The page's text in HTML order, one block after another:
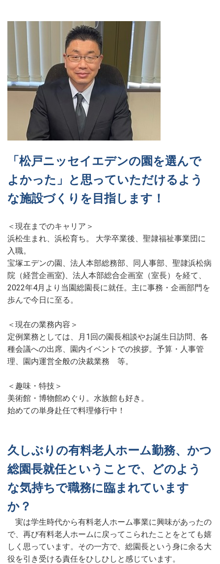
「松戸ニッセイエデンの園を選んで
よかった」と思っていただけるよう
な施設づくりを目指します！
＜現在までのキャリア＞
浜松生まれ、浜松育ち。 大学卒業後、聖隷福祉事業団に
入職。
宝塚エデンの園、法人本部総務部、同人事部、聖隷浜松病
院（経営企画室)、法人本部総合企画室（室長）を経て、
2022年4月より当園総園長に就任。主に事務・企画部門を
歩んで今日に至る。
＜現在の業務内容＞
定例業務としては、月1回の園長相談やお誕生日訪問、各
種会議への出席、園内イベントでの挨拶。予算・人事管
理、園内運営全般の決裁業務 等。
＜趣味・特技＞
美術館・博物館めぐり。水族館も好き。
始めての単身赴任で料理修行中！
久しぶりの有料老人ホーム勤務、かつ
総園長就任ということで、どのよう
な気持ちで職務に臨まれています
か？
実は学生時代から有料老人ホーム事業に興味があったの
で、再び有料老人ホームに戻ってこられたことをとても嬉
しく思っています。その一方で、総園長という身に余る大
役を引き受ける責任をひしひしと感じています。